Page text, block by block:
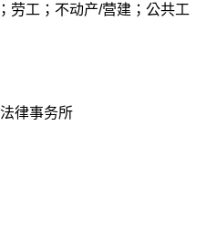
劳工；不动产/营建；公共工
律事务所